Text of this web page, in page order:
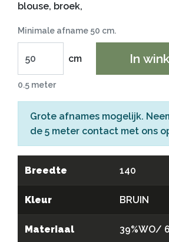
blouse, broek,
Minimale afname 50 cm.
cm In
0.5 meter
Grote afnames mogelijk.
de 5 meter contact met ons
Breedte 140
Kleur BRUIN
Materiaal 39%WO/